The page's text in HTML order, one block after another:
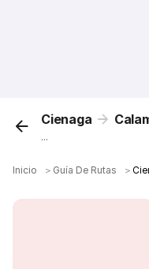
Cienaga
...
Inicio ＞ Guía De Rutas ＞